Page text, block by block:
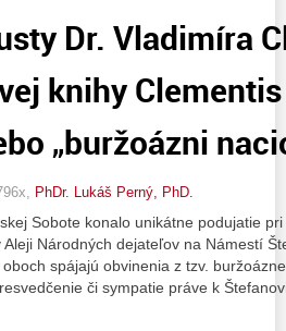
Dr. Vladimíra
knihy
„buržoázni
PhDr. Lukáš Perný, PhD.
Sobote konalo unikátne podujatie
Národných dejateľov na Námestí
spájajú obvinenia z tzv.
či sympatie práve k